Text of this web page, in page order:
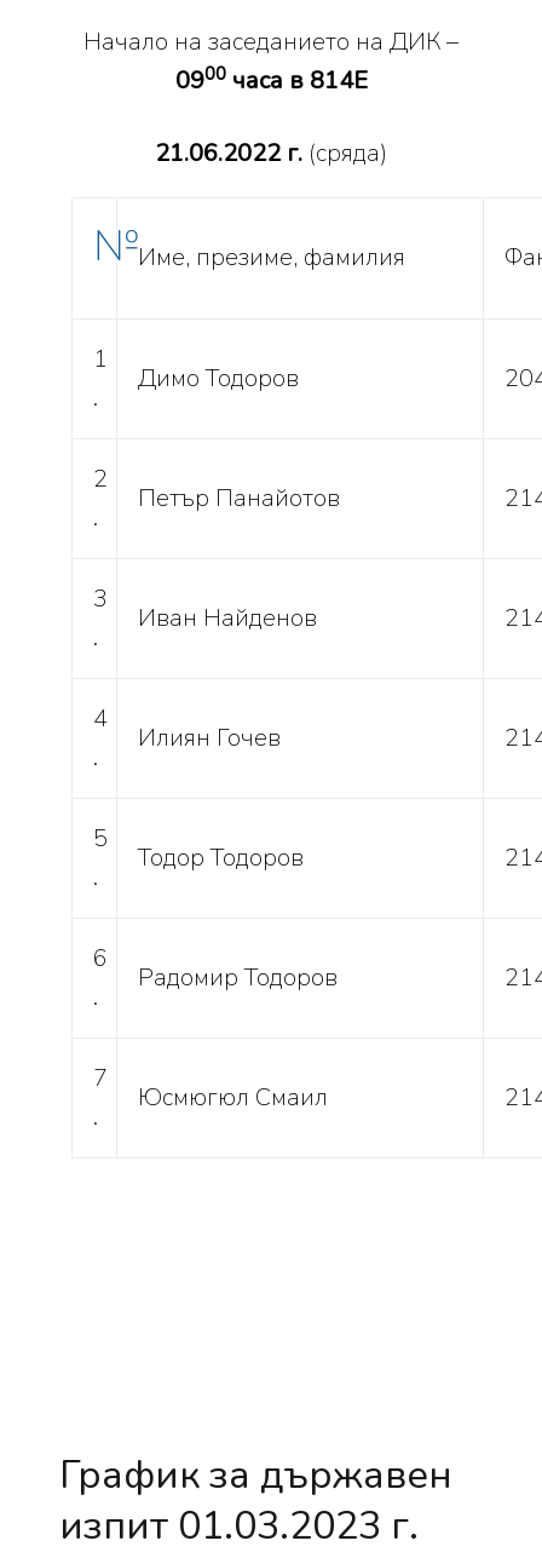
Начало на заседанието на ДИК –
0900часа в 814Е
21.06.2022 г. (сряда)
№Име, презиме, фамилия
1
.
Димо Тодоров
2
.
Петър Панайотов
3
.
Иван Найденов
4
.
Илиян Гочев
5
.
Тодор Тодоров
6
.
Радомир Тодоров
7
.
Юсмюгюл Смаил
График за държавен
изпит 01.03.2023 г.